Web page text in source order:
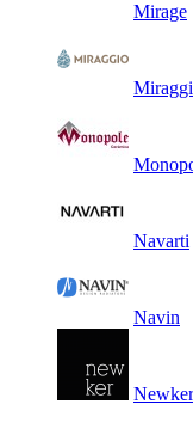
Mirage
Navarti
Navin
Newker